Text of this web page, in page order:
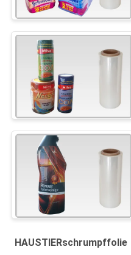
HAUSTIERschrumpffolie